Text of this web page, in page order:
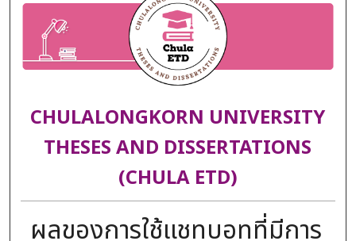
CHULALONGKORN UNIVERSITY
THESES AND DISSERTATIONS
(CHULA ETD)
ผลของการใช้แชทบอทที่มีการ